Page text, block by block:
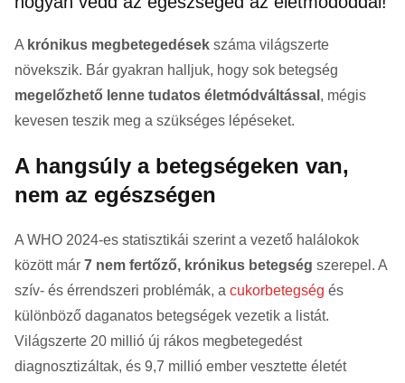
A krónikus megbetegedések száma világszerte
növekszik. Bár gyakran halljuk, hogy sok betegség
megelőzhető lenne tudatos életmódváltással , mégis
kevesen teszik meg a szükséges lépéseket.
A hangsúly a betegségeken van,
nem az egészségen
A WHO 2024-es statisztikái szerint a vezető halálokok
között már 7 nem fertőző, krónikus betegség szerepel. A
szív- és érrendszeri problémák, a cukorbetegség és
különböző daganatos betegségek vezetik a listát.
Világszerte 20 millió új rákos megbetegedést
diagnosztizáltak, és 9,7 millió ember vesztette életét